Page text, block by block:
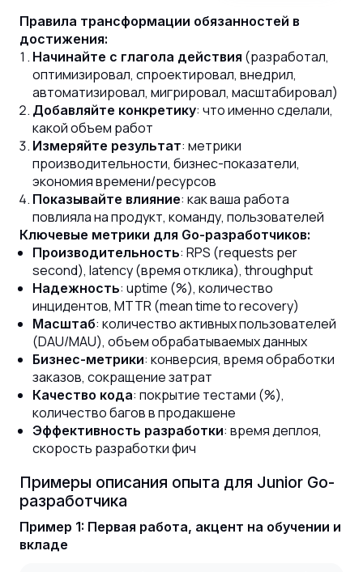
Правила трансформации обязанностей в
достижения:
Начинайте с глагола действия (разработал,
оптимизировал, спроектировал, внедрил,
автоматизировал, мигрировал, масштабировал)
Добавляйте конкретику: что именно сделали,
какой объем работ
Измеряйте результат: метрики
производительности, бизнес-показатели,
экономия времени/ресурсов
Показывайте влияние: как ваша работа
повлияла на продукт, команду, пользователей
Ключевые метрики для Go-разработчиков:
Производительность: RPS (requests per
second), latency (время отклика), throughput
Надежность: uptime (%), количество
инцидентов, MTTR (mean time to recovery)
Масштаб: количество активных пользователей
(DAU/MAU), объем обрабатываемых данных
Бизнес-метрики: конверсия, время обработки
заказов, сокращение затрат
Качество кода: покрытие тестами (%),
количество багов в продакшене
Эффективность разработки: время деплоя,
скорость разработки фич
Примеры описания опыта для Junior Go-
разработчика
Пример 1: Первая работа, акцент на обучении и
вкладе